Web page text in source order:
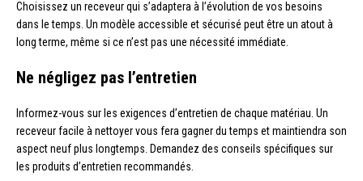
Choisissez un receveur qui s’adaptera à l’évolution de vos besoins
dans le temps. Un modèle accessible et sécurisé peut être un atout à
long terme, même si ce n’est pas une nécessité immédiate.
Ne négligez pas l’entretien
Informez-vous sur les exigences d’entretien de chaque matériau. Un
receveur facile à nettoyer vous fera gagner du temps et maintiendra son
aspect neuf plus longtemps. Demandez des conseils spécifiques sur
les produits d’entretien recommandés.